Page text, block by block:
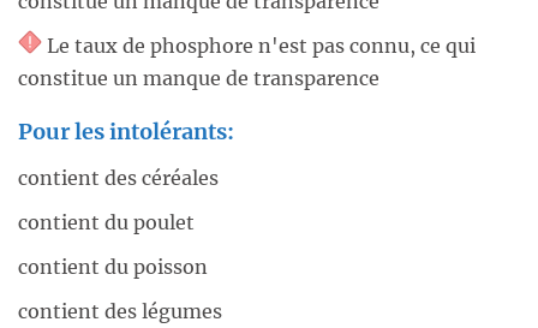
Le taux de phosphore n'est pas connu, ce qui
constitue un manque de transparence
Pour les intolérants:
contient des céréales
contient du poulet
contient du poisson
contient des légumes